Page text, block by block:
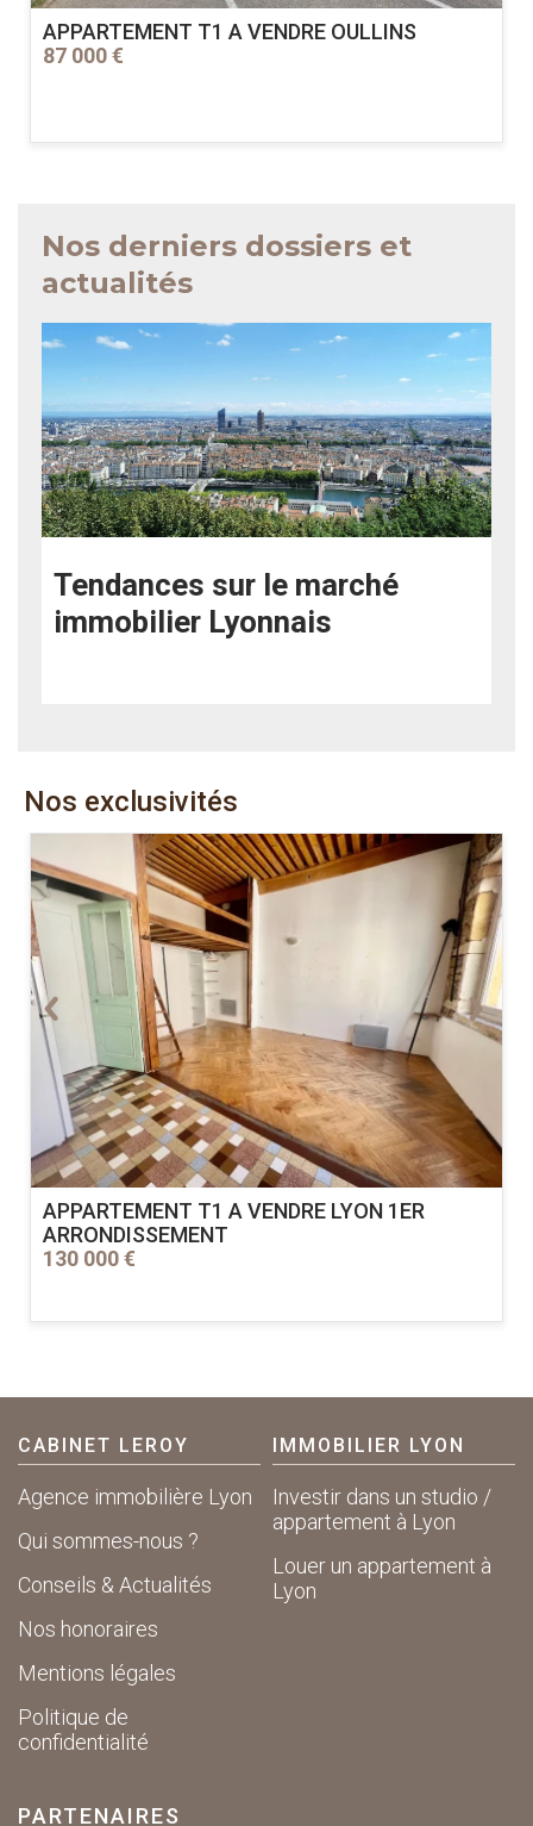
APPARTEMENT T1 A VENDRE OULLINS
87 000 €
Nos derniers dossiers et
actualités
Tendances sur le marché
immobilier Lyonnais
Nos exclusivités
APPARTEMENT T1 A VENDRE LYON 1ER
ARRONDISSEMENT
130 000 €
CABINET LEROY
Agence immobilière Lyon
Qui sommes-nous ?
Conseils & Actualités
Nos honoraires
Mentions légales
Politique de
confidentialité
IMMOBILIER LYON
Investir dans un studio /
appartement à Lyon
Louer un appartement à
Lyon
PARTENAIRES